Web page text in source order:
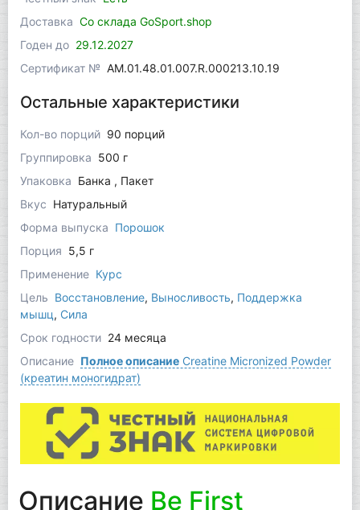
Доставка Со склада GoSport.shop
Годен до 29.12.2027
Сертификат № AM.01.48.01.007.R.000213.10.19
Остальные характеристики
Кол-во порций 90 порций
Группировка 500 г
Упаковка Банка , Пакет
Вкус Натуральный
Форма выпуска Порошок
Порция 5,5 г
Применение Курс
Цель Восстановление, Выносливость, Поддержка
мышц, Сила
Срок годности 24 месяца
Описание Полное описаниеCreatine Micronized Powder
(креатин моногидрат)
Описание Be First